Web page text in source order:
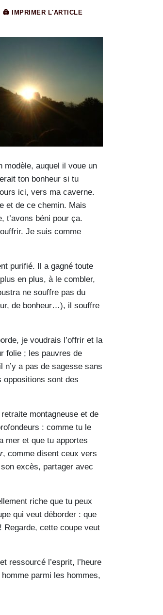
🖨 IMPRIMER L'ARTICLE
modèle, auquel il voue un
ton bonheur si tu
ici, vers ma caverne.
et de ce chemin. Mais
t’avons béni pour ça.
Je suis comme
purifié. Il a gagné toute
en plus, à le combler,
ne souffre pas du
de bonheur…), il souffre
je voudrais l’offrir et la
folie ; les pauvres de
a pas de sagesse sans
oppositions sont des
montagneuse et de
: comme tu le
mer et que tu apportes
, comme disent ceux vers
excès, partager avec
riche que tu peux
qui veut déborder : que
Regarde, cette coupe veut
ressourcé l’esprit, l’heure
parmi les hommes,